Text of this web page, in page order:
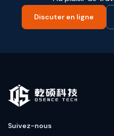
Discuter en ligne
Suivez-nous